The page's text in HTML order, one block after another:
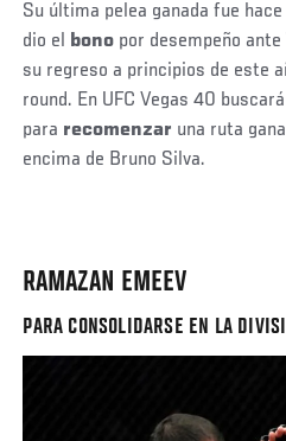
Su última pelea ganada fue
dio el bono por desempeño
su regreso a principios de este
round. En UFC Vegas 40
para recomenzar una ruta
encima de Bruno Silva.
RAMAZAN EMEEV
PARA CONSOLIDARSE EN LA